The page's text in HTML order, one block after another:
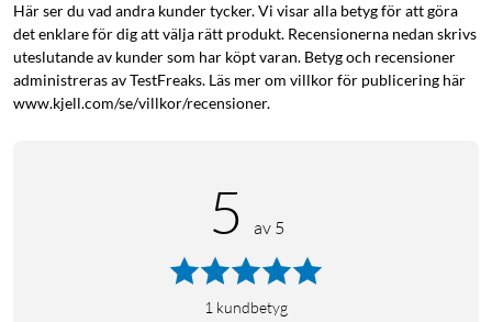
träning som för vardagsbruk.
Sitter fast utan att sitta åt
Dubbellåset med tryckknapp och G-krok i rostfritt stål håller
även vid längre användning.
Material: Återvunnen silikon (34 %)
Spänne: Tryckknapp och G-krok i rostfritt stål
Här ser du vad andra kunder tycker. Vi visar alla betyg för att göra
det enklare för dig att välja rätt produkt. Recensionerna nedan skrivs
uteslutande av kunder som har köpt varan. Betyg och recensioner
administreras av TestFreaks. Läs mer om villkor för publicering här
www.kjell.com/se/villkor/recensioner.
5 av 5
1 kundbetyg